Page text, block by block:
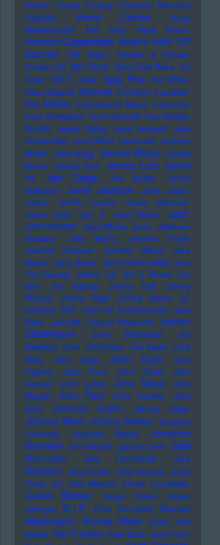
Hitster Holger Czukay
Honolulu Mountain
Daffodils
Horst Lichter
Horst
Weidenmüller
Hot Chip Hotel Rimini
Howard Carpendale Howlin Wolf HP
Baxxter
HR Giger
Humpe & Humpe
Hüsker Dü Ian Dury Ibiza Final Boss Ice
Cube
Ice-T Ideal Iggy Pop Ike White
Ikke Hüftgold Ikkimel Il Civetto Ina Deter
Ina Müller International Music Interzone
Irene Schweizer Irmin Schmidt Iron Maiden
Isaak Isaiah Collier Jack Antonoff Jack
DeJohnette Jack White Jackmate Jackson
Brown Jake Bugg James Blake James
Brown James Carr James Last Jamie
xx
Jan Delay Jan Müller
Jane's
Addiction
Janet Jackson
Janis Joplin
Jantra
Jarvis Cocker
Jason Donovan
Jason Lytle
Jay Z Jaye Muller Jazz
Jazzmatazz Jean-Michel Jarre Jefferson
Airplane
Jello Biafra
Jennifer Finch
Jennifer Rostock
Jennifer Weist
Jens
Balzer Jerry Butler Jerry Lee Lewis Jeru
The Damaja Jethro Tull Jim E Brown Jim
Kerr
Jim Rakete Jimmy Cliff
Jimmy
Kimmel
Jimmy Page Jimmy Savile
JJ
Joachim Witt Joan As Policewoman Joan
Baez JoanJett Joanna Newsome Jochen
Distelmayer
Jock McDonald
Joe
Goddard Joe Jackson Joe Meek Joey
Kelly
John Cage John Cale
John
Fogerty
John Foxx John Grant
John
Lennon
John Lydon John Maus
John
Mayall
John Peel John Travolta
John
Zorn
Johnny Cash Johnny Depp
Johnny Marr Johnny Rotten Jonathan
Jeremiah
Jonathan Meese
Jonathan
Richman Joni Mitchell Jonzun Crew Jose
Gonzales
Joy Denalane
Joy
Division Jörg Fauser Jörg Stempel Judas
Priest Juli Julia Meladin Jumpa Jungstötter
Justin Bieber Jürgen Drews
Jürgen
Zeltinger
K.I.Z. Kae Tempest Kamasi
Washington
Kanye West Karat
Karl
Bartos Kat Frankie Kate Bush Kate Perry